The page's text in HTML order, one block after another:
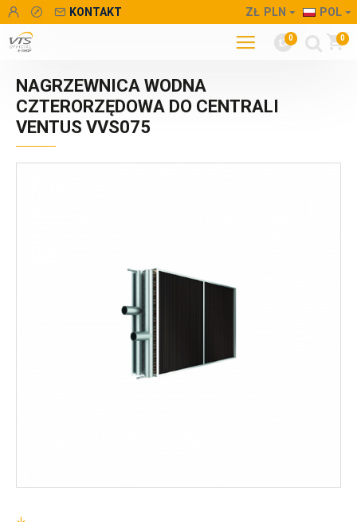
KONTAKT ZŁ PLN POL
0 0
NAGRZEWNICA WODNA
CZTERORZĘDOWA DO CENTRALI
VENTUS VVS075